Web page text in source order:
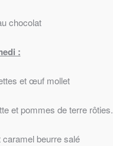
chocolat
:
et œuf mollet
et pommes de terre rôties.
beurre salé